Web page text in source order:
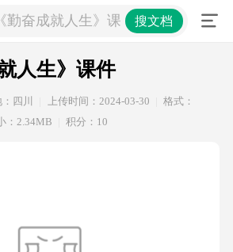
《勤奋成就人生》课件搜文档
人生》课件
四川 上传时间：2024-03-30
格式：
：2.34MB 积分：10